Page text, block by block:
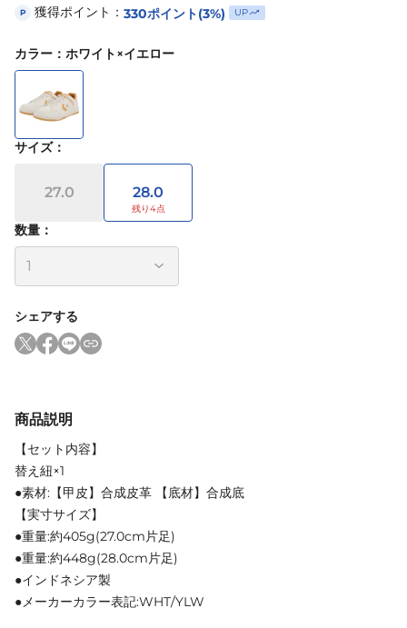
P 獲得ポイント： 330ポイント(3%) UP
カラー ： ホワイト×イエロー
サイズ：
27.0 28.0
数量：
シェアする
商品説明
【セット内容】
替え紐×1
●素材:【甲皮】合成皮革 【底材】合成底
【実寸サイズ】
●重量:約405g(27.0cm片足)
●重量:約448g(28.0cm片足)
●インドネシア製
●メーカーカラー表記:WHT/YLW